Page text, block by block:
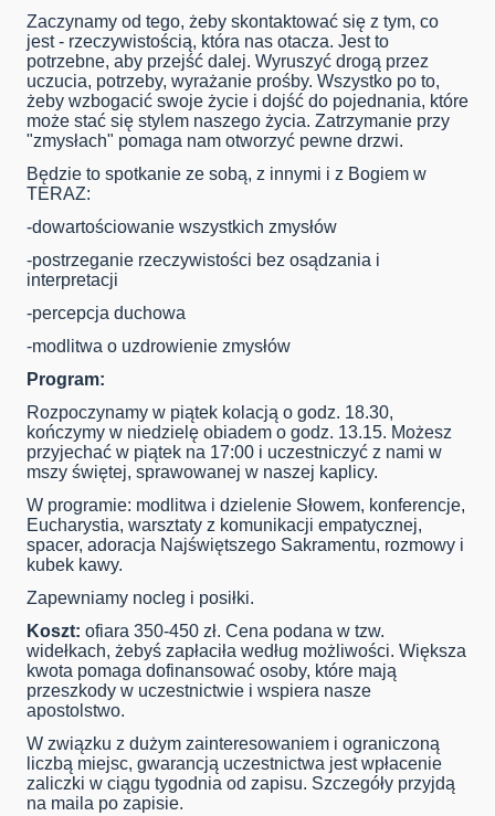
Zaczynamy od tego, żeby skontaktować się z tym, co
jest - rzeczywistością, która nas otacza. Jest to
potrzebne, aby przejść dalej. Wyruszyć drogą przez
uczucia, potrzeby, wyrażanie prośby. Wszystko po to,
żeby wzbogacić swoje życie i dojść do pojednania, które
może stać się stylem naszego życia. Zatrzymanie przy
"zmysłach" pomaga nam otworzyć pewne drzwi.
Będzie to spotkanie ze sobą, z innymi i z Bogiem w
TERAZ:
-dowartościowanie wszystkich zmysłów
-postrzeganie rzeczywistości bez osądzania i
interpretacji
-percepcja duchowa
-modlitwa o uzdrowienie zmysłów
Program:
Rozpoczynamy w piątek kolacją o godz. 18.30,
kończymy w niedzielę obiadem o godz. 13.15. Możesz
przyjechać w piątek na 17:00 i uczestniczyć z nami w
mszy świętej, sprawowanej w naszej kaplicy.
W programie: modlitwa i dzielenie Słowem, konferencje,
Eucharystia, warsztaty z komunikacji empatycznej,
spacer, adoracja Najświętszego Sakramentu, rozmowy i
kubek kawy.
Zapewniamy nocleg i posiłki.
Koszt: ofiara 350-450 zł. Cena podana w tzw.
widełkach, żebyś zapłaciła według możliwości. Większa
kwota pomaga dofinansować osoby, które mają
przeszkody w uczestnictwie i wspiera nasze
apostolstwo.
W związku z dużym zainteresowaniem i ograniczoną
liczbą miejsc, gwarancją uczestnictwa jest wpłacenie
zaliczki w ciągu tygodnia od zapisu. Szczegóły przyjdą
na maila po zapisie.